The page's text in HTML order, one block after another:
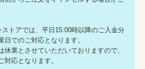
ストアでは、平日15:00時以降のご入金分
日でのご対応となります。
業とさせていただいておりますので、
対応となります。